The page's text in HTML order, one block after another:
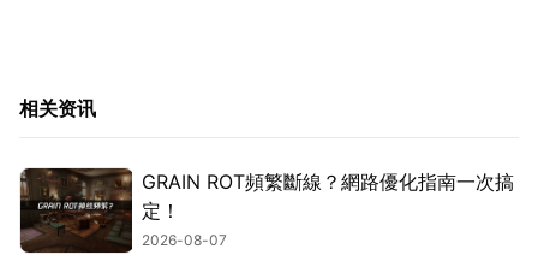
相关资讯
GRAIN ROT頻繁斷線？網路優化指南一次搞
定！
2026-08-07